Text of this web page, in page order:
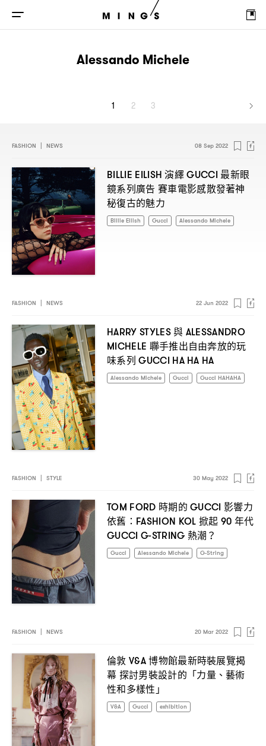
Alessando Michele
1 2 3
FASHION NEWS 08 Sep 2022
BILLIE EILISH演繹GUCCI 最新眼
鏡系列廣告 賽車電影感散發著神
秘復古的魅力
Billie Eilish Gucci Alessando Michele
FASHION NEWS 22 Jun 2022
HARRY STYLES與 ALESSANDRO
MICHELE 聯手推出自由奔放的玩
味系列 GUCCI HA HA HA
Alessando Michele Gucci Gucci HAHAHA
FASHION STYLE 30 May 2022
TOM FORD 時期的 GUCCI 影響力
依舊 ：FASHION KOL 掀起 90 年代
GUCCI G-STRING 熱潮 ？
Gucci Alessando Michele G-String
FASHION | NEWS 20 Mar 2022
倫敦 V&A博物館最新時裝展覽揭
幕 探討男裝設計的「力量、藝術
性和多樣性」
V&A Gucci exhibition